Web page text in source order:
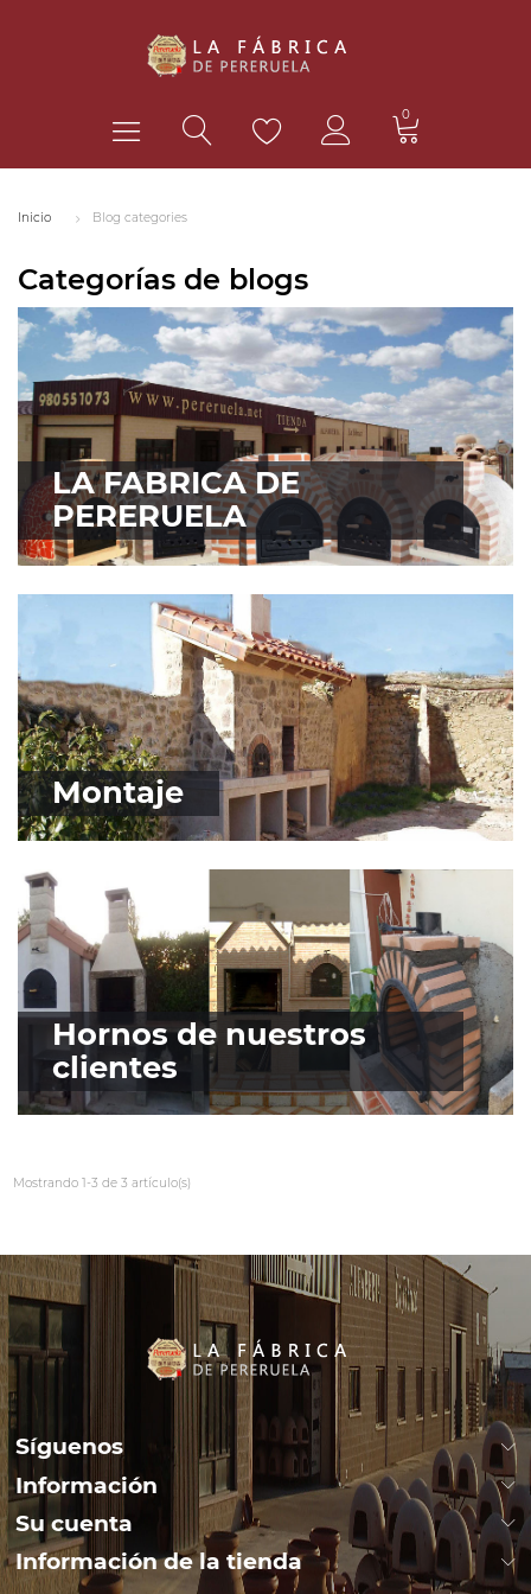
0
Inicio Blog categories
Categorías de blogs
LA FABRICA DE
PERERUELA
Montaje
Hornos de nuestros
clientes
Mostrando 1-3 de 3 artículo(s)
Síguenos
Información
Su cuenta
Información de la tienda